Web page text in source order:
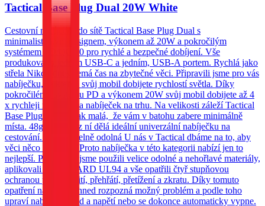
Tactical Base Plug Dual 20W White
Cestovní nabíječka do sítě Tactical Base Plug Dual s
minimalistickým designem, výkonem až 20W a pokročilým
systémem PD/QC3.0 pro rychlé a bezpečné dobíjení. Vše
produkováno jedním USB-C a jedním, USB-A portem. Rychlá jako
střela Nikdo dnes nemá čas na zbytečné věci. Připravili jsme pro vás
nabíječku, se kterou svůj mobil dobijete rychlostí světla. Díky
pokročilému systému PD a výkonem 20W svůj mobil dobijete až 4
x rychleji než většina nabíječek na trhu. Na velikosti záleží Tactical
Base Plug Dual je tak malá, že vám v batohu zabere minimálně
místa. 48g a 80mm z ní dělá ideální univerzální nabíječku na
cestování. Neodolatelně odolná U nás v Tactical dbáme na to, aby
věci něco vydržely. Proto nabíječka v této kategorii nabízí jen to
nejlepší. Při výrobě jsme použili velice odolné a nehořlavé materiály,
aplikovali STANDARD UL94 a vše opatřili čtyř stupňovou
ochranou proti přebití, přehřátí, přetížení a zkratu. Díky tomuto
opatření nabíječka ihned rozpozná možný problém a podle toho
upraví nabíjecí proud a napětí nebo se dokonce automaticky vypne.